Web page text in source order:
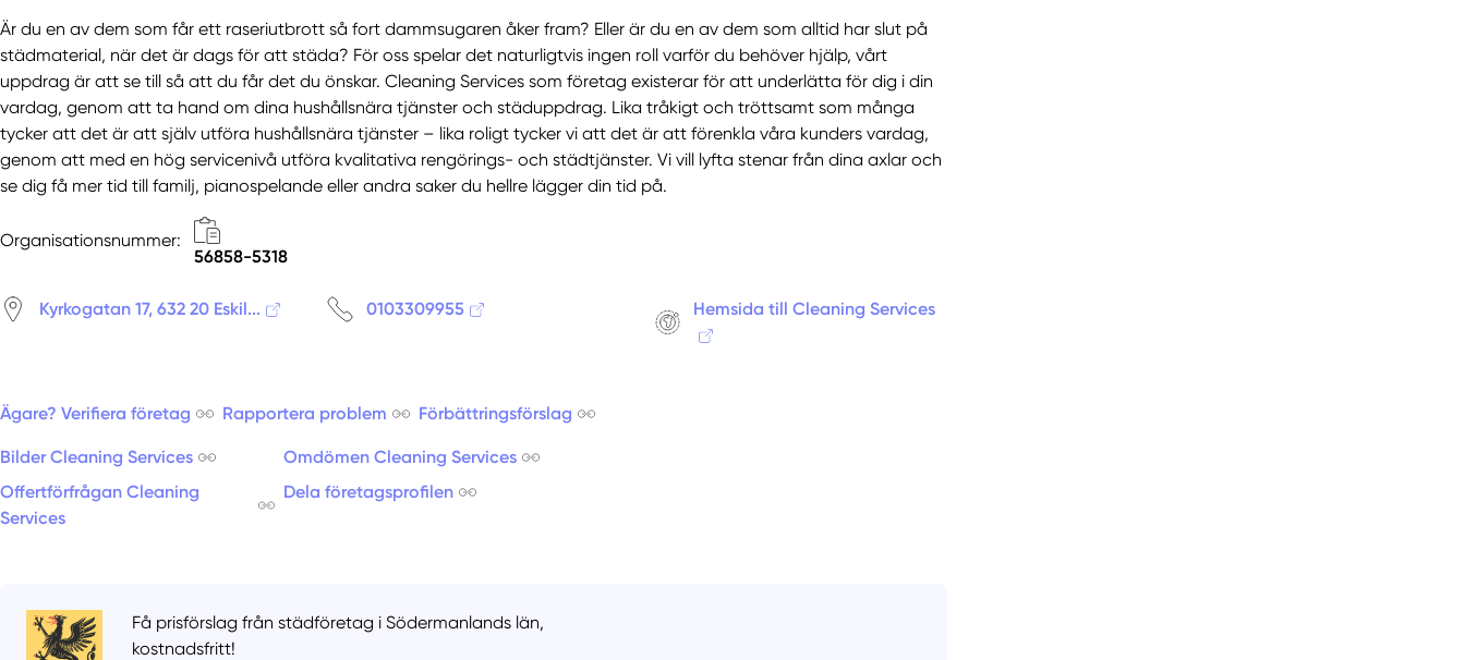
Är du en av dem som får ett raseriutbrott så fort dammsugaren åker fram? Eller är du en av dem som alltid har slut på
städmaterial, när det är dags för att städa? För oss spelar det naturligtvis ingen roll varför du behöver hjälp, vårt
uppdrag är att se till så att du får det du önskar. Cleaning Services som företag existerar för att underlätta för dig i din
vardag, genom att ta hand om dina hushållsnära tjänster och städuppdrag. Lika tråkigt och tröttsamt som många
tycker att det är att själv utföra hushållsnära tjänster – lika roligt tycker vi att det är att förenkla våra kunders vardag,
genom att med en hög servicenivå utföra kvalitativa rengörings- och städtjänster. Vi vill lyfta stenar från dina axlar och
se dig få mer tid till familj, pianospelande eller andra saker du hellre lägger din tid på.
Organisationsnummer:
56858-5318
Kyrkogatan 17, 632 20 Eskil... 0103309955 Hemsida till Cleaning Services
Ägare? Verifiera företag Rapportera problem Förbättringsförslag
Bilder Cleaning Services
Omdömen Cleaning Services
Offertförfrågan Cleaning
Services
Dela företagsprofilen
Få prisförslag från städföretag i Södermanlands län,
kostnadsfritt!